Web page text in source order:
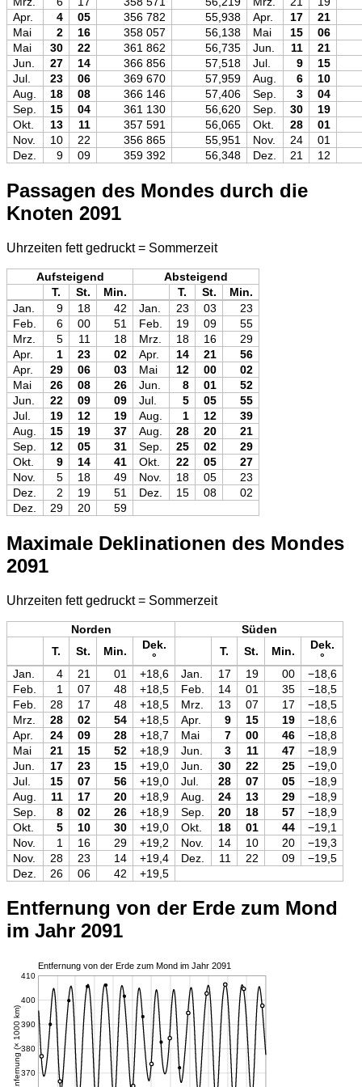
Apr.
4 05 356 782 55,938 Apr. 17
21
Mai
2 16 358 057 56,138 Mai 15
06
Mai
30 22 361 862 56,735 Jun. 11
21
Jun.
27 14 366 856 57,518 Jul. 9
15
Jul.
23 06 369 670 57,959 Aug. 6
10
Aug.
18 08 366 146 57,406 Sep. 3
04
Sep.
15 04 361 130 56,620 Sep. 30
19
Okt.
13 11 357 591 56,065 Okt. 28
01
Nov.
10 22 356 865 55,951 Nov. 24
01
Dez.
9 09 359 392 56,348 Dez. 21 12
Passagen des Mondes durch die
Knoten 2091
Uhrzeiten fett gedruckt = Sommerzeit
Aufsteigend
Absteigend
T.
St. Min. T. St.
Min.
Jan.
9 18 42 Jan. 23 03
23
Feb.
6 00 51 Feb. 19 09
55
Mrz.
5 11 18 Mrz. 18 16
29
Apr.
1 23 02 Apr. 14 21
56
Apr.
29 06 03 Mai 12 00
02
Mai
26 08 26 Jun. 8 01
52
Jun.
22 09 09 Jul. 5 05
55
Jul.
19 12 19 Aug. 1 12
39
Aug.
15 19 37 Aug. 28 20
21
Sep.
12 05 31 Sep. 25 02
29
Okt.
9 14 41 Okt. 22 05
27
Nov.
5 18 49 Nov. 18 05
23
Dez.
2 19 51 Dez. 15 08
02
Dez.
29 20 59
Maximale Deklinationen des Mondes
2091
Uhrzeiten fett gedruckt = Sommerzeit
Norden
Süden
T.
St. Min.
Dek.
°
T. St. Min.
Dek.
°
Jan.
4 21 01 +18,6 Jan. 17 19 00
−18,6
Feb.
1 07 48 +18,5 Feb. 14 01 35
−18,5
Feb.
28 17 48 +18,5 Mrz. 13 07 17
−18,5
Mrz.
28 02 54 +18,5 Apr. 9 15 19
−18,6
Apr.
24 09 28 +18,7 Mai 7 00 46
−18,8
Mai
21 15 52 +18,9 Jun. 3 11 47
−18,9
Jun.
17 23 15 +19,0 Jun. 30 22 25
−19,0
Jul.
15 07 56 +19,0 Jul. 28 07 05
−18,9
Aug.
11 17 20 +18,9 Aug. 24 13 29
−18,9
Sep.
8 02 26 +18,9 Sep. 20 18 57
−18,9
Okt.
5 10 30 +19,0 Okt. 18 01 44
−19,1
Nov.
1 16 29 +19,2 Nov. 14 10 20
−19,3
Nov.
28 23 14 +19,4 Dez. 11 22 09
−19,5
Dez.
26 06 42 +19,5
Entfernung von der Erde zum Mond
im Jahr 2091